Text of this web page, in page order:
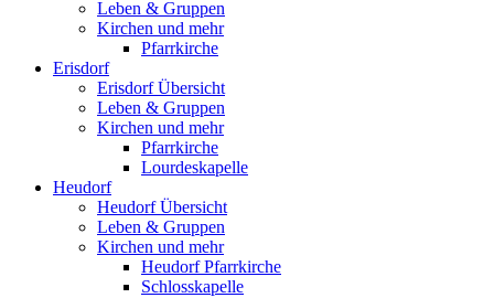
Leben & Gruppen
Kirchen und mehr
Pfarrkirche
Erisdorf
Erisdorf Übersicht
Leben & Gruppen
Kirchen und mehr
Pfarrkirche
Lourdeskapelle
Heudorf
Heudorf Übersicht
Leben & Gruppen
Kirchen und mehr
Heudorf Pfarrkirche
Schlosskapelle